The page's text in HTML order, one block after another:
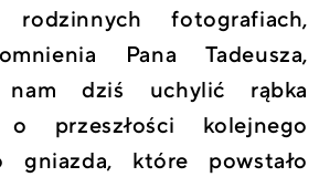
fotografiach,
Pana Tadeusza,
nam dziś uchylić rąbka
o przeszłości kolejnego
gniazda, które powstało